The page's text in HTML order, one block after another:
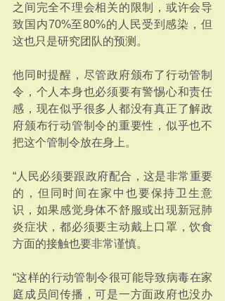
之间完全不理会相关的限制，或许会导
致国内70%至80%的人民受到感染，但
这也只是研究团队的预测。
他同时提醒，尽管政府颁布了行动管制
令，个人本身也必须要有警惕心和责任
感，现在似乎很多人都没有真正了解政
府颁布行动管制令的重要性，似乎也不
把这个管制令放在身上。
“人民必须要跟政府配合，这是非常重要
的，但同时间在家中也要保持卫生意
识，如果感觉身体不舒服或出现新冠肺
炎症状，都必须要主动戴上口罩，饮食
方面的接触也要非常谨慎。
“这样的行动管制令很可能导致病毒在家
庭成员间传播，可是一方面政府也没办